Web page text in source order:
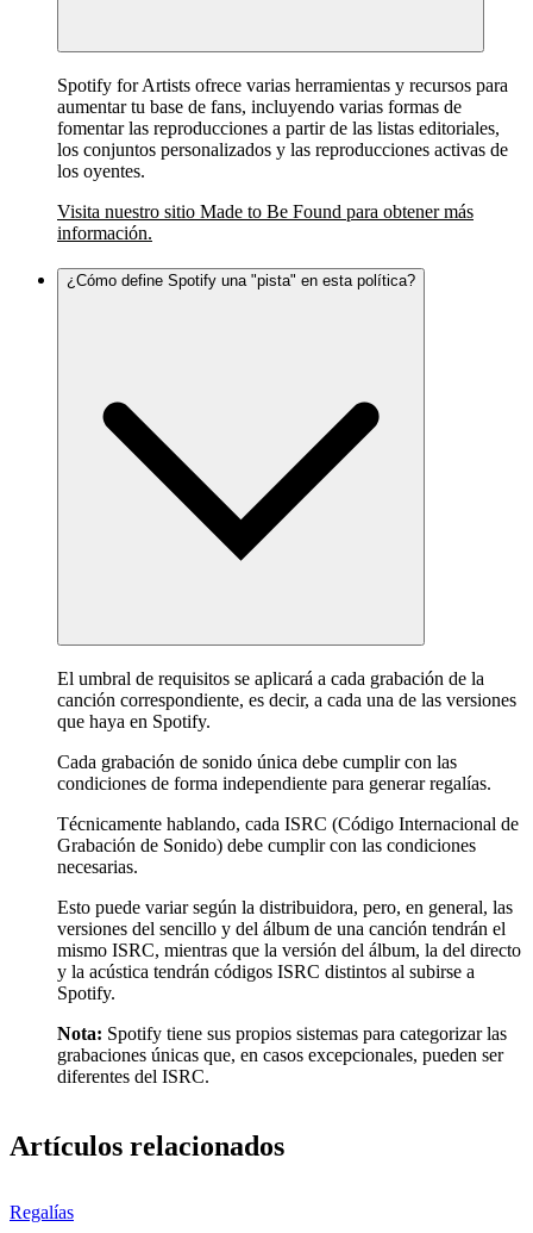
Spotify for Artists ofrece varias herramientas y recursos para
aumentar tu base de fans, incluyendo varias formas de
fomentar las reproducciones a partir de las listas editoriales,
los conjuntos personalizados y las reproducciones activas de
los oyentes.
Visita nuestro sitio Made to Be Found para obtener más
información.
¿Cómo define Spotify una "pista" en esta política?
El umbral de requisitos se aplicará a cada grabación de la
canción correspondiente, es decir, a cada una de las versiones
que haya en Spotify.
Cada grabación de sonido única debe cumplir con las
condiciones de forma independiente para generar regalías.
Técnicamente hablando, cada ISRC (Código Internacional de
Grabación de Sonido) debe cumplir con las condiciones
necesarias.
Esto puede variar según la distribuidora, pero, en general, las
versiones del sencillo y del álbum de una canción tendrán el
mismo ISRC, mientras que la versión del álbum, la del directo
y la acústica tendrán códigos ISRC distintos al subirse a
Spotify.
Nota: Spotify tiene sus propios sistemas para categorizar las
grabaciones únicas que, en casos excepcionales, pueden ser
diferentes del ISRC.
Artículos relacionados
Regalías